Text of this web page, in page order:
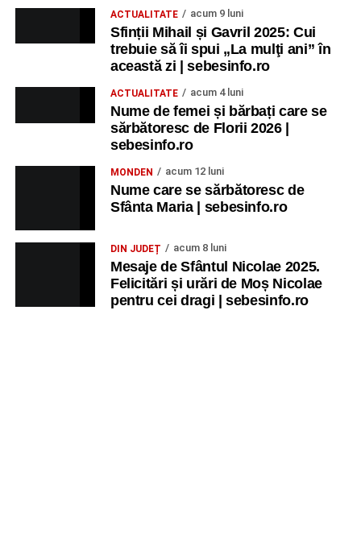
ACTUALITATE acum 9 luni
Sfinții Mihail și Gavril 2025: Cui
trebuie să îi spui „La mulţi ani” în
această zi | sebesinfo.ro
ACTUALITATE acum 4 luni
Nume de femei și bărbați care se
sărbătoresc de Florii 2026 |
sebesinfo.ro
MONDEN acum 12 luni
Nume care se sărbătoresc de
Sfânta Maria | sebesinfo.ro
DIN JUDEȚ acum 8 luni
Mesaje de Sfântul Nicolae 2025.
Felicitări și urări de Moș Nicolae
pentru cei dragi | sebesinfo.ro